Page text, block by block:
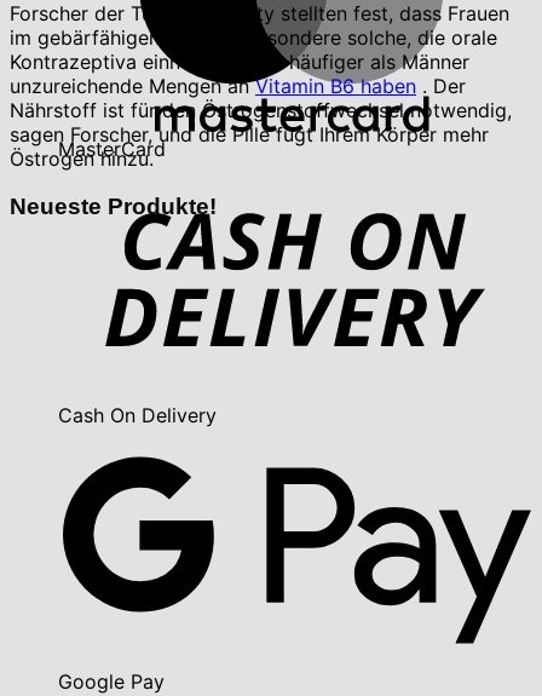
MasterCard
Cash On Delivery
Google Pay
Forscher der Tufts University stellten fest, dass Frauen
im gebärfähigen Alter, insbesondere solche, die orale
Kontrazeptiva einnehmen, viel häufiger als Männer
unzureichende Mengen anVitamin B6 haben . Der
Nährstoff ist für den Östrogenstoffwechsel notwendig,
sagen Forscher, und die Pille fügt Ihrem Körper mehr
Östrogen hinzu.
Neueste Produkte!